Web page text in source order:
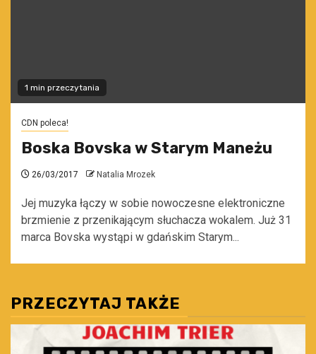
1 min przeczytania
CDN poleca!
Boska Bovska w Starym Maneżu
26/03/2017 Natalia Mrozek
Jej muzyka łączy w sobie nowoczesne elektroniczne
brzmienie z przenikającym słuchacza wokalem. Już 31
marca Bovska wystąpi w gdańskim Starym...
PRZECZYTAJ TAKŻE